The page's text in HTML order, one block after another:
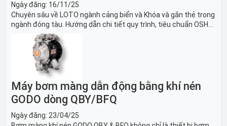
Ngày đăng: 16/11/25
Chuyên sâu về LOTO ngành cảng biển và Khóa và gắn thẻ trong
ngành đóng tàu. Hướng dẫn chi tiết quy trình, tiêu chuẩn OSHA,
thiết bị và Giải pháp LOTO trong công nghiệp đóng tàu toàn
Máy bơm màng dẫn động bằng khí nén
GODO dòng QBY/BFQ
Ngày đăng: 23/04/25